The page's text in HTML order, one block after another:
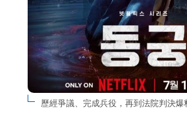
歷經爭議、完成兵役，再到法院判決爆